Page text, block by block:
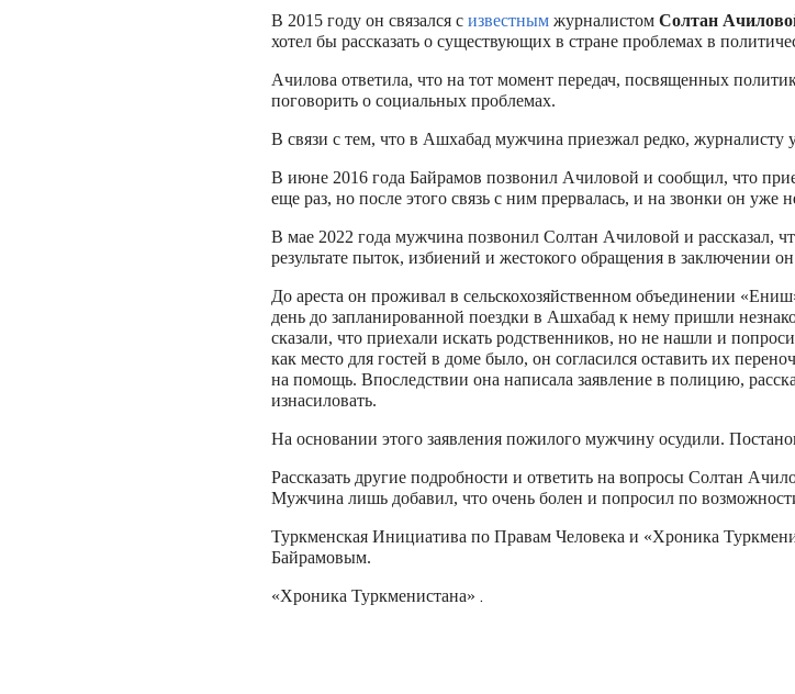
В 2015 году он связался с известным журналистом Солтан
хотел бы рассказать о существующих в стране проблемах в
Ачилова ответила, что на тот момент передач, посвященных
поговорить о социальных проблемах.
В связи с тем, что в Ашхабад мужчина приезжал редко, журналисту
В июне 2016 года Байрамов позвонил Ачиловой и сообщил, что
еще раз, но после этого связь с ним прервалась, и на звонки он уже
В мае 2022 года мужчина позвонил Солтан Ачиловой и рассказал,
результате пыток, избиений и жестокого обращения в заключении
До ареста он проживал в сельскохозяйственном объединении
день до запланированной поездки в Ашхабад к нему пришли
сказали, что приехали искать родственников, но не нашли и
как место для гостей в доме было, он согласился оставить их
на помощь. Впоследствии она написала заявление в полицию,
изнасиловать.
На основании этого заявления пожилого мужчину осудили.
Рассказать другие подробности и ответить на вопросы Солтан
Мужчина лишь добавил, что очень болен и попросил по
Туркменская Инициатива по Правам Человека и «Хроника
Байрамовым.
«Хроника Туркменистана» .